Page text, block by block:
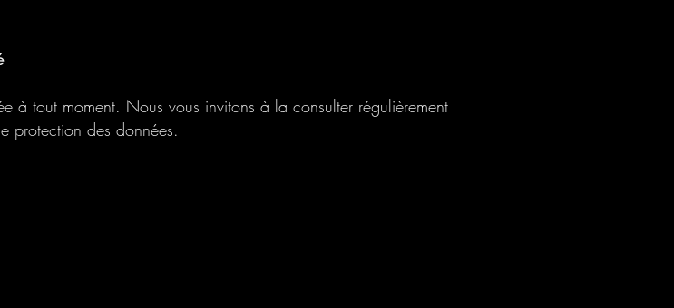
à tout moment. Nous vous invitons à la consulter régulièrement
protection des données.